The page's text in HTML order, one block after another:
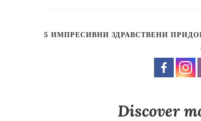
5 ИМПРЕСИВНИ ЗДРАВСТВЕНИ
Discover